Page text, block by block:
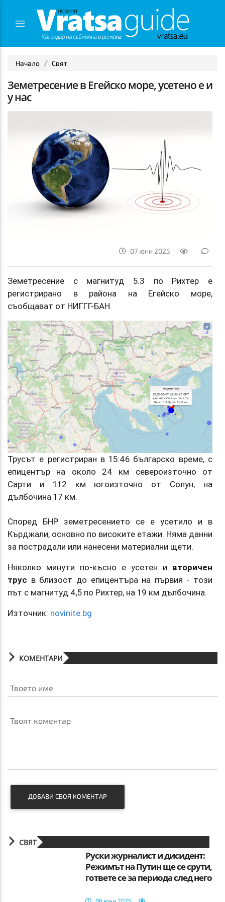
Начало Свят
Земетресение в Егейско море, усетено е и
у нас
07 юни 2025
Земетресение с магнитуд 5.3 по Рихтер е
регистрирано в района на Егейско море,
съобщават от НИГГГ-БАН.
Трусът е регистриран в 15:46 българско време, с
епицентър на около 24 км североизточно от
Сарти и 112 км югоизточно от Солун, на
дълбочина 17 км.
Според БНР земетресението се е усетило и в
Кърджали, основно по високите етажи. Няма данни
за пострадали или нанесени материални щети.
Няколко минути по-късно е усетен и вторичен
трус в близост до епицентъра на първия - този
път с магнитуд 4,5 по Рихтер, на 19 км дълбочина.
Източник: novinite.bg
КОМЕНТАРИ
Твоето име
Твоят коментар
ДОБАВИ СВОЯ КОМЕНТАР
СВЯТ
Руски журналист и дисидент:
Режимът на Путин ще се срути,
гответе се за периода след него
06 юни 2025